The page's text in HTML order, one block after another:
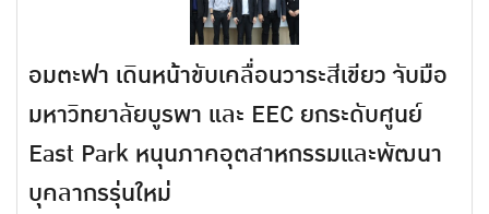
อมตะฟา เดินหน้าขับเคลื่อนวาระสีเขียว จับมือ
มหาวิทยาลัยบูรพา และ EEC ยกระดับศูนย์
East Park หนุนภาคอุตสาหกรรมและพัฒนา
บุคลากรรุ่นใหม่